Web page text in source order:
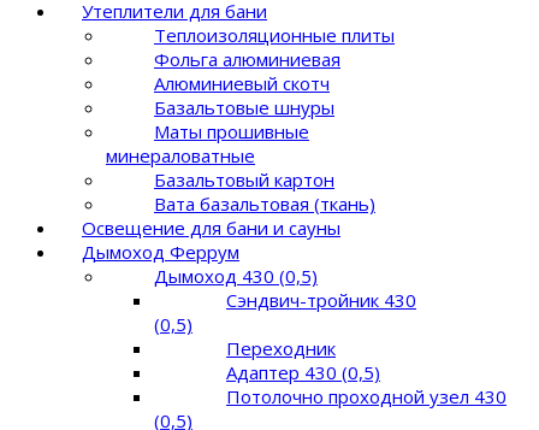
Утеплители для бани
Теплоизоляционные плиты
Фольга алюминиевая
Алюминиевый скотч
Базальтовые шнуры
Маты прошивные
минераловатные
Базальтовый картон
Вата базальтовая (ткань)
Освещение для бани и сауны
Дымоход Феррум
Дымоход 430 (0,5)
Сэндвич-тройник 430
(0,5)
Переходник
Адаптер 430 (0,5)
Потолочно проходной узел 430
(0,5)